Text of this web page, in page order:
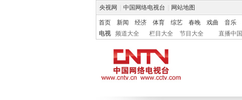
央视网 中国网络电视台 网站地图
首页 新闻 经济 体育 综艺 春晚 戏曲 音乐
电视
频道大全 栏目大全 节目大全 直播中国